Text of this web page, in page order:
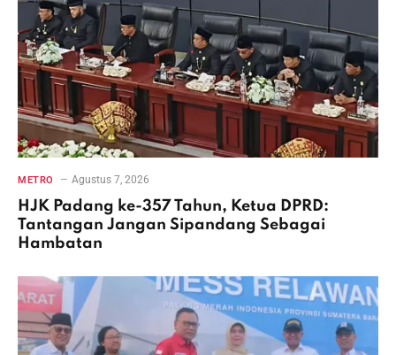
METRO Agustus 7, 2026
HJK Padang ke-357 Tahun, Ketua DPRD:
Tantangan Jangan Sipandang Sebagai
Hambatan